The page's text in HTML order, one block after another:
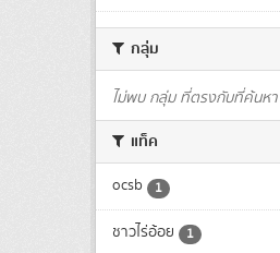
กลุ่ม
ไม่พบ กลุ่ม ที่ตรงกับที่ค้นหา
แท็ค
ocsb 1
ชาวไร่อ้อย 1